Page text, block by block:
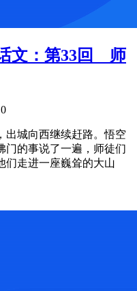
文：第33回 师
0
出城向西继续赶路。悟空
门的事说了一遍，师徒们
们走进一座巍耸的大山